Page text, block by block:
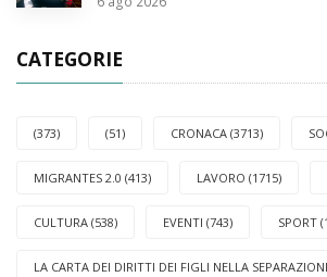
CATEGORIE
(373) (51) CRONACA (3713)
MIGRANTES 2.0 (413) LAVORO (1715)
CULTURA (538) EVENTI (743) SPORT
LA CARTA DEI DIRITTI DEI FIGLI NELLA